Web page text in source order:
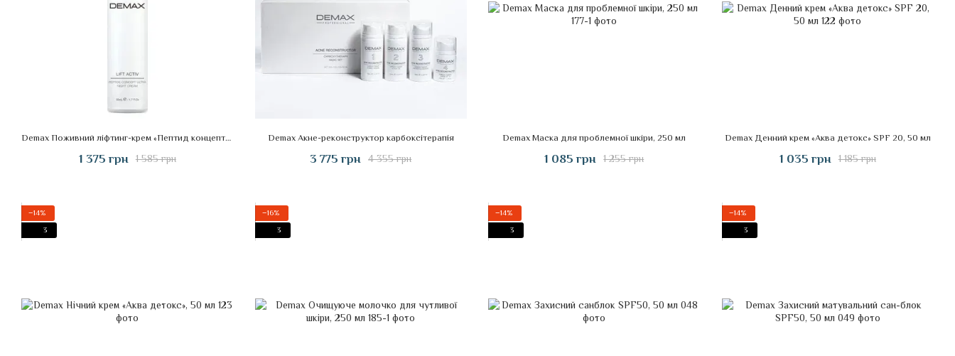
Demax Поживний ліфтинг-крем «Пептид концепт», 50 мл
1 585 грн
1 375 грн
Demax Акне-реконструктор карбоксітерапія
4 355 грн
3 775 грн
Demax Маска для проблемної шкіри, 250 мл
1 255 грн
1 085 грн
Demax Денний крем «Аква детокс» SPF 20, 50 мл
1 185 грн
1 035 грн
−14%
3
−16%
3
−14%
3
−14%
3